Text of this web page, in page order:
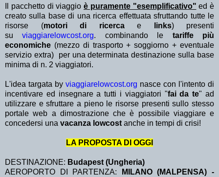
Il pacchetto di viaggio è puramente "esemplificativo" ed è
creato sulla base di una ricerca effettuata sfruttando tutte le
risorse (motori di ricerca e links) presenti
suviaggiarelowcost.org. combinando le tariffe più
economiche (mezzo di trasporto + soggiorno + eventuale
servizio extra)
per una determinata destinazione sulla base
minima di n. 2 viaggiatori.
L'idea targata by viaggiarelowcost.org nasce con l'intento di
incentivare ed insegnare a tutti i viaggiatori "fai da te" ad
utilizzare e sfruttare a pieno le risorse presenti sullo stesso
portale web a dimostrazione che è possibile viaggiare e
concedersi una vacanza lowcost anche in tempi di crisi!
LA PROPOSTA DI OGGI
DESTINAZIONE: Budapest (Ungheria)
AEROPORTO DI PARTENZA:
MILANO (MALPENSA) -